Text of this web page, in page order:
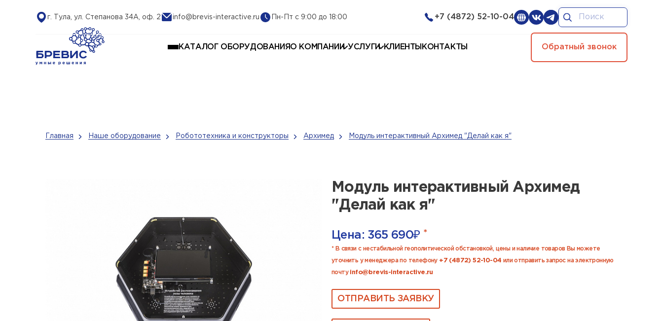
г. Тула, ул. Степанова 34А, оф. 2 info@brevis-interactive.ru Пн-Пт с 9:00 до 18:00 +7 (4872) 52-10-04
КАТАЛОГ ОБОРУДОВАНИЯ О КОМПАНИИ УСЛУГИ КЛИЕНТЫ КОНТАКТЫ Обратный звонок
Главная Наше оборудование Робототехника и конструкторы Архимед Модуль интерактивный Архимед "Делай как я"
Модуль интерактивный Архимед
"Делай как я"
Цена: 365 690₽ *
* В связи с нестабильной геополитической обстановкой, цены и наличие товаров Вы можете
уточнить у менеджера по телефону +7 (4872) 52-10-04 или отправить запрос на электронную
почту info@brevis-interactive.ru
ОТПРАВИТЬ ЗАЯВКУ